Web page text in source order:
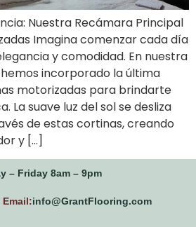
Nuestra Recámara Principal
Imagina comenzar cada día
y comodidad. En nuestra
incorporado la última
motorizadas para brindarte
La suave luz del sol se desliza
de estas cortinas, creando
y […]
– Friday 8am – 9pm
Email:info@GrantFlooring.com